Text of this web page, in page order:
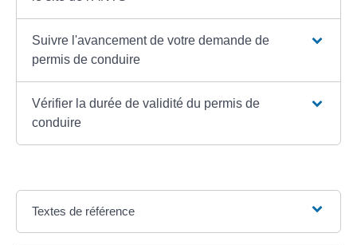
Suivre l'avancement de votre demande de
permis de conduire
Vérifier la durée de validité du permis de
conduire
Textes de référence